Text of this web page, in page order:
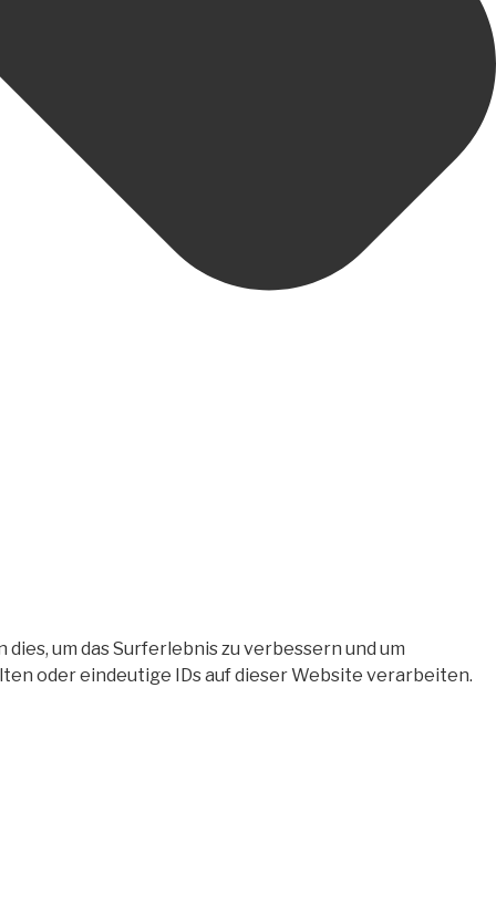
um das Surferlebnis zu verbessern und um
oder eindeutige IDs auf dieser Website verarbeiten.